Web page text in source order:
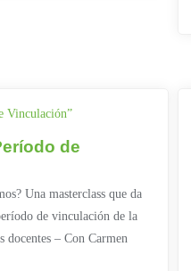
de
Una masterclass que da
de vinculación de la
– Con Carmen